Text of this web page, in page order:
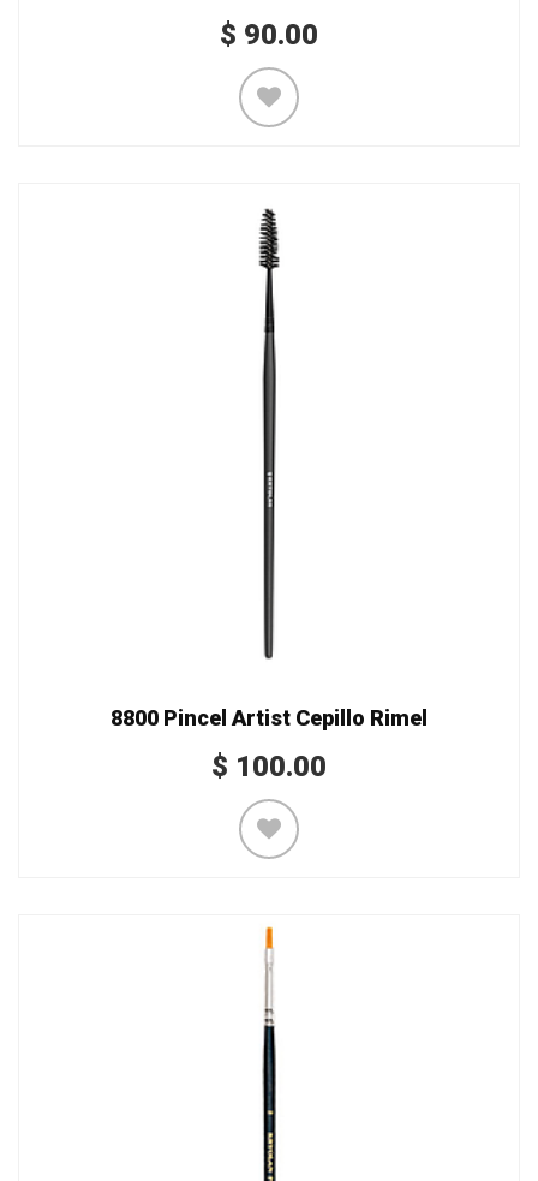
$ 90.00
8800 Pincel Artist Cepillo Rimel
$ 100.00